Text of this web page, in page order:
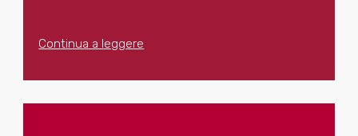
Continua a leggere